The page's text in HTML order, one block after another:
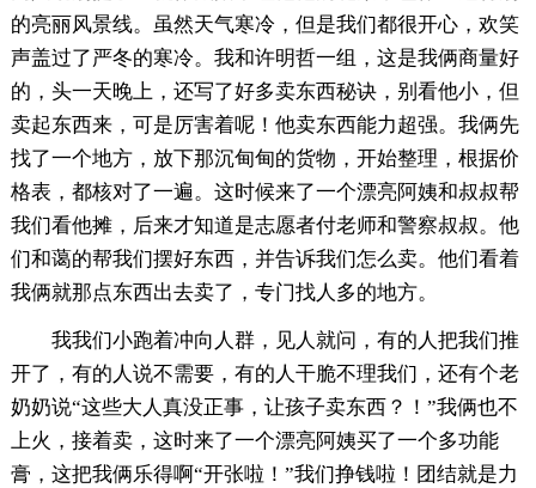
的亮丽风景线。虽然天气寒冷，但是我们都很开心，欢笑
声盖过了严冬的寒冷。我和许明哲一组，这是我俩商量好
的，头一天晚上，还写了好多卖东西秘诀，别看他小，但
卖起东西来，可是厉害着呢！他卖东西能力超强。我俩先
找了一个地方，放下那沉甸甸的货物，开始整理，根据价
格表，都核对了一遍。这时候来了一个漂亮阿姨和叔叔帮
我们看他摊，后来才知道是志愿者付老师和警察叔叔。他
们和蔼的帮我们摆好东西，并告诉我们怎么卖。他们看着
我俩就那点东西出去卖了，专门找人多的地方。
我我们小跑着冲向人群，见人就问，有的人把我们推
开了，有的人说不需要，有的人干脆不理我们，还有个老
奶奶说“这些大人真没正事，让孩子卖东西？！”我俩也不
上火，接着卖，这时来了一个漂亮阿姨买了一个多功能
膏，这把我俩乐得啊“开张啦！”我们挣钱啦！团结就是力